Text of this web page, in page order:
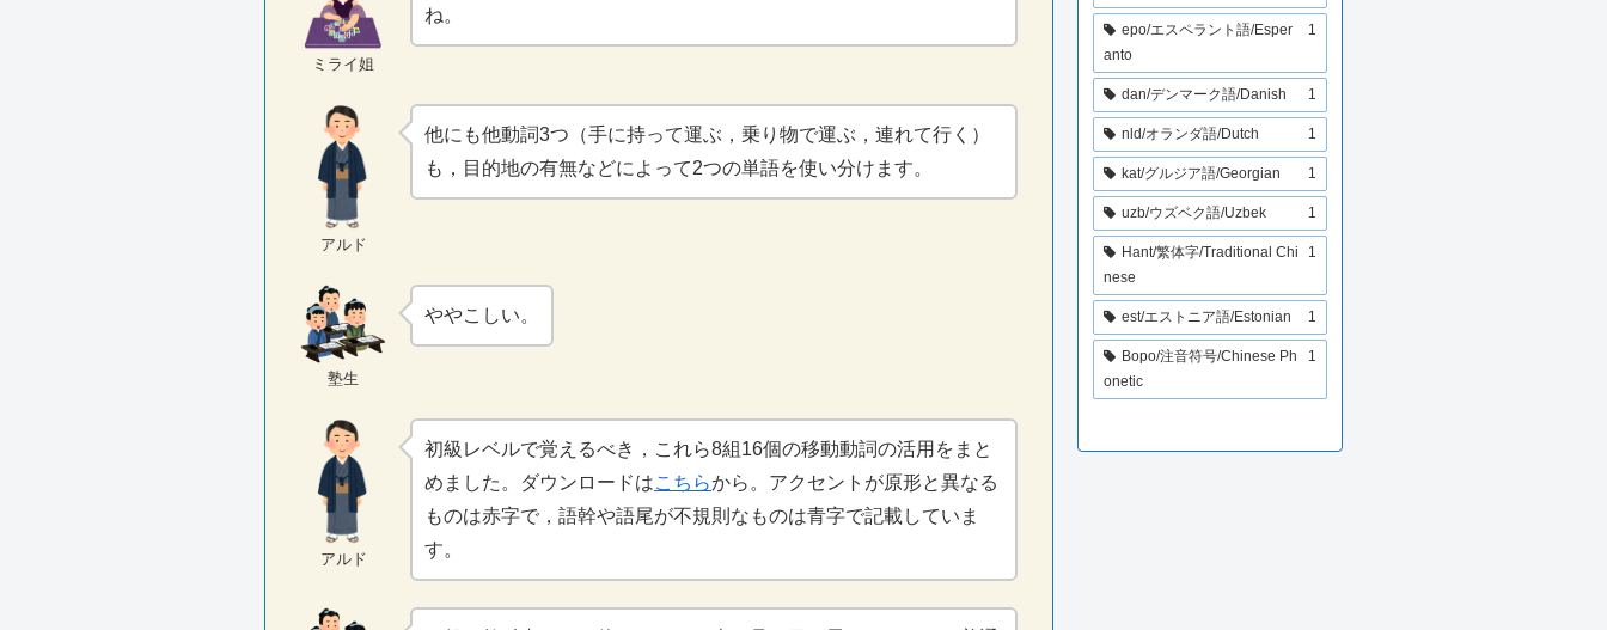
ミライ姐
ね。
アルド
他にも他動詞3つ（手に持って運ぶ，乗り物で運ぶ，連れて行く）
も，目的地の有無などによって2つの単語を使い分けます。
塾生
ややこしい。
アルド
初級レベルで覚えるべき，これら8組16個の移動動詞の活用をまと
めました。ダウンロードはこちらから。アクセントが原形と異なる
ものは赤字で，語幹や語尾が不規則なものは青字で記載していま
す。
epo/エスペラント語/Esper
anto
1
dan/デンマーク語/Danish 1
nld/オランダ語/Dutch 1
kat/グルジア語/Georgian 1
uzb/ウズベク語/Uzbek 1
Hant/繁体字/Traditional Chi
nese
1
est/エストニア語/Estonian 1
Bopo/注音符号/Chinese Ph
onetic
1